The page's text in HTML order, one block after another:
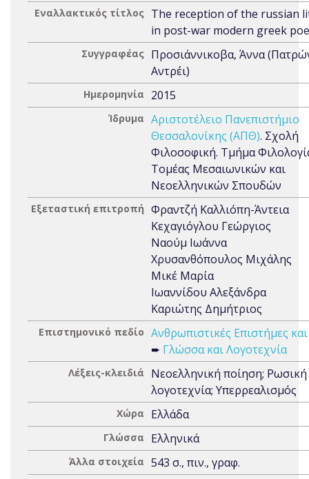
Εναλλακτικός τίτλος The reception of the russian
in post-war modern greek
Συγγραφέας Προσιάννικοβα, Άννα
Αντρέι)
Ημερομηνία 2015
Ίδρυμα Αριστοτέλειο Πανεπιστήμιο
Θεσσαλονίκης (ΑΠΘ). Σχολή
Φιλοσοφική. Τμήμα
Τομέας Μεσαιωνικών και
Νεοελληνικών Σπουδών
Εξεταστική επιτροπή Φραντζή Καλλιόπη-Άντεια
Κεχαγιόγλου Γεώργιος
Ναούμ Ιωάννα
Χρυσανθόπουλος Μιχάλης
Μικέ Μαρία
Ιωαννίδου Αλεξάνδρα
Καριώτης Δημήτριος
Επιστημονικό πεδίο Ανθρωπιστικές Επιστήμες
➨ Γλώσσα και Λογοτεχνία
Λέξεις-κλειδιά
Νεοελληνική ποίηση; Ρωσική
λογοτεχνία; Υπερρεαλισμός
Χώρα Ελλάδα
Γλώσσα Ελληνικά
Άλλα στοιχεία 543 σ., πιν., γραφ.